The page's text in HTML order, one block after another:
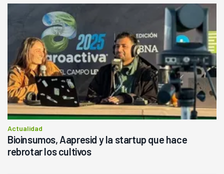
Actualidad
Bioinsumos, Aapresid y la startup que hace
rebrotar los cultivos